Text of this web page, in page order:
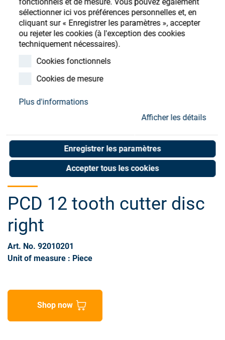
sélectionner ici vos préférences personnelles et, en
cliquant sur « Enregistrer les paramètres », accepter
ou rejeter les cookies (à l'exception des cookies
techniquement nécessaires).
Cookies fonctionnels
Cookies de mesure
Plus d'informations
Afficher les détails
Enregistrer les paramètres
Accepter tous les cookies
PCD 12 tooth cutter disc
right
Art. No. 92010201
Unit of measure : Piece
Shop now